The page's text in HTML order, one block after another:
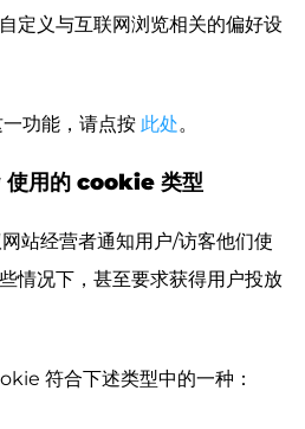
定义与互联网浏览相关的偏好设
功能，请点按 此处。
用的 cookie 类型
站经营者通知用户/访客他们使
情况下，甚至要求获得用户投放
符合下述类型中的一种：